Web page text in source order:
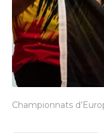
Championnats